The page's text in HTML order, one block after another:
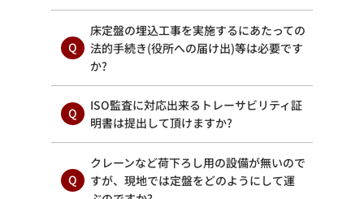
床定盤の埋込工事を実施するにあたっての
法的手続き(役所への届け出)等は必要です
か?
ISO監査に対応出来るトレーサビリティ証
明書は提出して頂けますか?
クレーンなど荷下ろし用の設備が無いので
すが、現地では定盤をどのようにして運